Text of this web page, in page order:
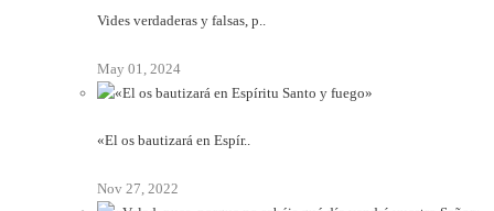
Vides verdaderas y falsas, p..
May 01, 2024
«El os bautizará en Espír..
Nov 27, 2022